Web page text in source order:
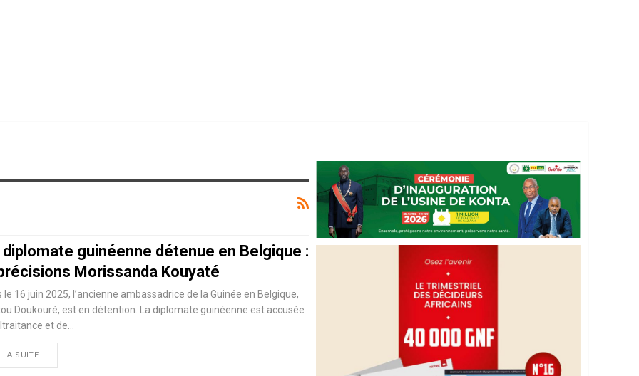
diplomate guinéenne détenue en Belgique :
Morissanda Kouyaté
le 16 juin 2025, l’ancienne ambassadrice de la Guinée en Belgique,
Doukouré, est en détention. La diplomate guinéenne est accusée
et de…
LA SUITE...